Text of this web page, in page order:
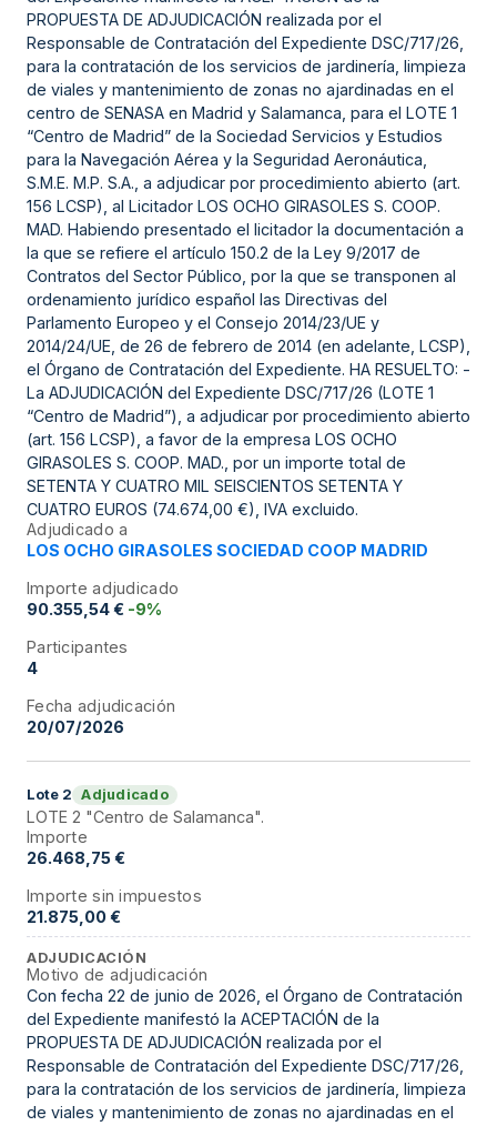
PROPUESTA DE ADJUDICACIÓN realizada por el
Responsable de Contratación del Expediente DSC/717/26,
para la contratación de los servicios de jardinería, limpieza
de viales y mantenimiento de zonas no ajardinadas en el
centro de SENASA en Madrid y Salamanca, para el LOTE 1
“Centro de Madrid” de la Sociedad Servicios y Estudios
para la Navegación Aérea y la Seguridad Aeronáutica,
S.M.E. M.P. S.A., a adjudicar por procedimiento abierto (art.
156 LCSP), al Licitador LOS OCHO GIRASOLES S. COOP.
MAD. Habiendo presentado el licitador la documentación a
la que se refiere el artículo 150.2 de la Ley 9/2017 de
Contratos del Sector Público, por la que se transponen al
ordenamiento jurídico español las Directivas del
Parlamento Europeo y el Consejo 2014/23/UE y
2014/24/UE, de 26 de febrero de 2014 (en adelante, LCSP),
el Órgano de Contratación del Expediente. HA RESUELTO: -
La ADJUDICACIÓN del Expediente DSC/717/26 (LOTE 1
“Centro de Madrid”), a adjudicar por procedimiento abierto
(art. 156 LCSP), a favor de la empresa LOS OCHO
GIRASOLES S. COOP. MAD., por un importe total de
SETENTA Y CUATRO MIL SEISCIENTOS SETENTA Y
CUATRO EUROS (74.674,00 €), IVA excluido.
Adjudicado a
LOS OCHO GIRASOLES SOCIEDAD COOP MADRID
Importe adjudicado
90.355,54 € -9%
Participantes
4
Fecha adjudicación
20/07/2026
Lote 2 Adjudicado
LOTE 2 "Centro de Salamanca".
Importe
26.468,75 €
Importe sin impuestos
21.875,00 €
ADJUDICACIÓN
Motivo de adjudicación
Con fecha 22 de junio de 2026, el Órgano de Contratación
del Expediente manifestó la ACEPTACIÓN de la
PROPUESTA DE ADJUDICACIÓN realizada por el
Responsable de Contratación del Expediente DSC/717/26,
para la contratación de los servicios de jardinería, limpieza
de viales y mantenimiento de zonas no ajardinadas en el